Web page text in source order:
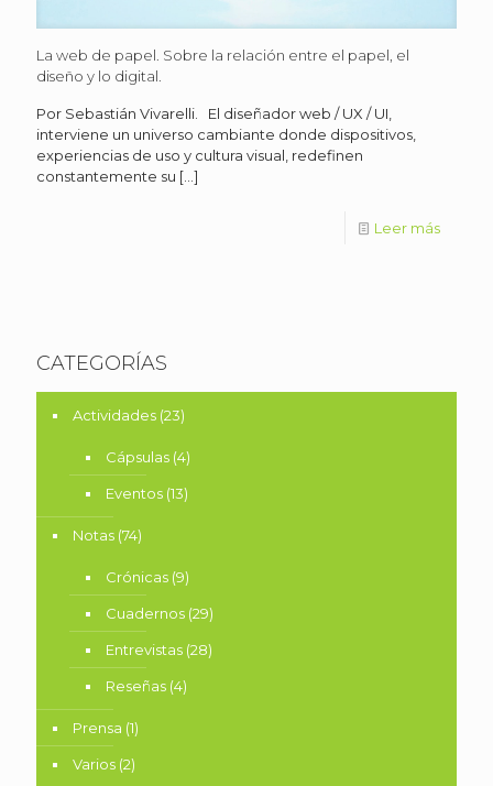
La web de papel. Sobre la relación entre el papel, el
diseño y lo digital.
Por Sebastián Vivarelli. El diseñador web / UX / UI,
interviene un universo cambiante donde dispositivos,
experiencias de uso y cultura visual, redefinen
constantemente su […]
Leer más
CATEGORÍAS
Actividades (23)
Cápsulas (4)
Eventos (13)
Notas (74)
Crónicas (9)
Cuadernos (29)
Entrevistas (28)
Reseñas (4)
Prensa (1)
Varios (2)